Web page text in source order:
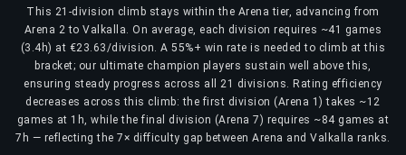
This 21-division climb stays within the Arena tier, advancing from
Arena 2 to Valkalla. On average, each division requires ~41 games
(3.4h) at €23.63/division. A 55%+ win rate is needed to climb at this
bracket; our ultimate champion players sustain well above this,
ensuring steady progress across all 21 divisions. Rating efficiency
decreases across this climb: the first division (Arena 1) takes ~12
games at 1h, while the final division (Arena 7) requires ~84 games at
7h — reflecting the 7× difficulty gap between Arena and Valkalla ranks.